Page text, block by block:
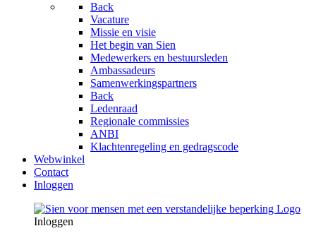
Back
Vacature
Missie en visie
Het begin van Sien
Medewerkers en bestuursleden
Ambassadeurs
Samenwerkingspartners
Back
Ledenraad
Regionale commissies
ANBI
Klachtenregeling en gedragscode
Webwinkel
Contact
Inloggen
Inloggen